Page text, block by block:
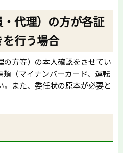
代理）の方が各証
行う場合
方等）の本人確認をさせてい
（マイナンバーカード、運転
また、委任状の原本が必要と